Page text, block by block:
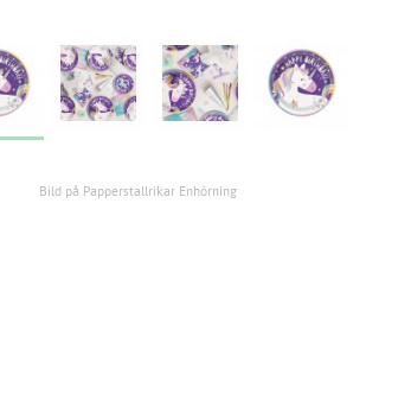
Bild på Papperstallrikar Enhörning